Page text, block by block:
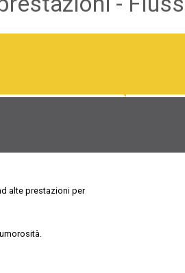
alte prestazioni per